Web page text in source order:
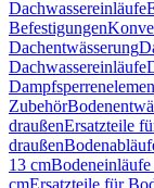
Dachwassereinläufe
Befestigungen
Dachentwässerung
Dachwassereinläufe
Zubehör
draußenErsatzteile
draußen
13 cm
cmErsatzteile für